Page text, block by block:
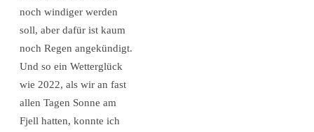
noch windiger werden
soll, aber dafür ist kaum
noch Regen angekündigt.
Und so ein Wetterglück
wie 2022, als wir an fast
allen Tagen Sonne am
Fjell hatten, konnte ich